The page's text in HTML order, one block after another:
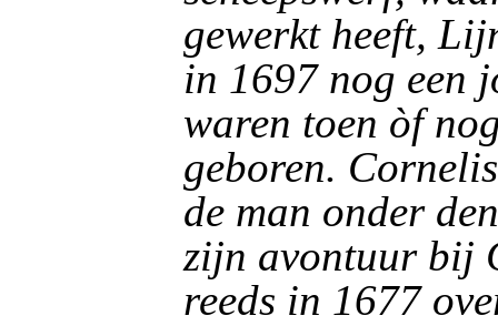
gewerkt heeft,
in 1697 nog een
waren toen òf
geboren.
de man onder
zijn avontuur bij
reeds in 1677